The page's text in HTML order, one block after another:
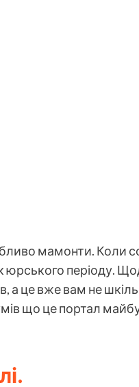
мамонти. Коли
юрського періоду.
а це вже вам не
що це портал